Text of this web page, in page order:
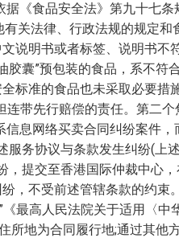
《食品安全法》第九十七条
关法律、行政法规的规定和
说明书或者标签、说明书不
胶囊”预包装的食品，系不符
标准的食品也未采取必要措
带先行赔偿的责任。第二
息网络买卖合同纠纷案件
务协议与条款发生纠纷(上
，提交至香港国际仲裁中心
，不受前述管辖条款的约束
最高人民法院关于适用〈中
所地为合同履行地;通过其他